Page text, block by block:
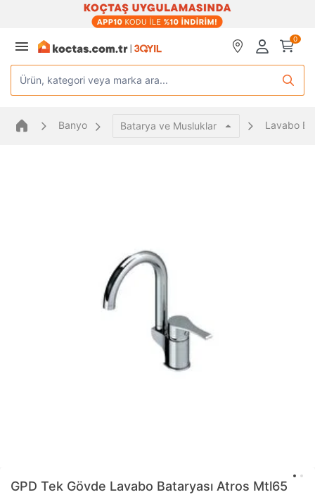
0
Ürün, kategori veya marka ara...
Banyo Batarya ve Musluklar Lavabo
GPD Tek Gövde Lavabo Bataryası Atros Mtl65